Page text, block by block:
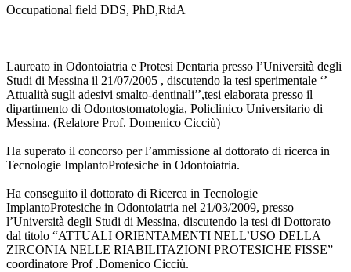
Occupational field DDS, PhD,RtdA
Laureato in Odontoiatria e Protesi Dentaria presso l’Università degli
Studi di Messina il 21/07/2005 , discutendo la tesi sperimentale ‘’
Attualità sugli adesivi smalto-dentinali’’,tesi elaborata presso il
dipartimento di Odontostomatologia, Policlinico Universitario di
Messina. (Relatore Prof. Domenico Cicciù)
Ha superato il concorso per l’ammissione al dottorato di ricerca in
Tecnologie ImplantoProtesiche in Odontoiatria.
Ha conseguito il dottorato di Ricerca in Tecnologie
ImplantoProtesiche in Odontoiatria nel 21/03/2009, presso
l’Università degli Studi di Messina, discutendo la tesi di Dottorato
dal titolo “ATTUALI ORIENTAMENTI NELL’USO DELLA
ZIRCONIA NELLE RIABILITAZIONI PROTESICHE FISSE”
coordinatore Prof .Domenico Cicciù.